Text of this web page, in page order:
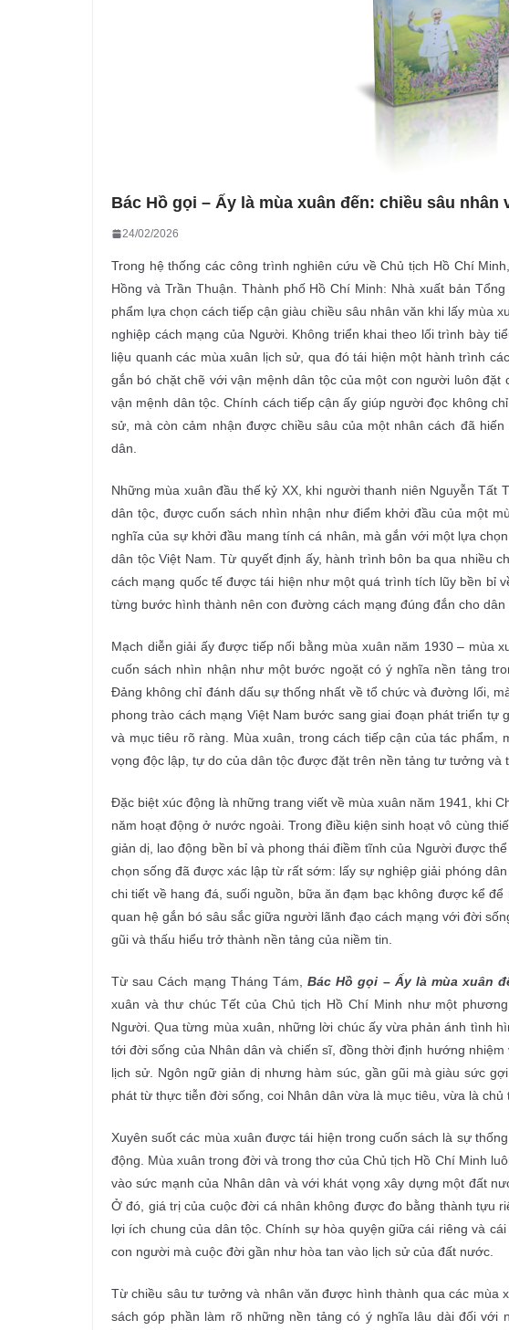
Bác Hồ gọi – Ấy là mùa xuân đến: chiều sâu
24/02/2026
Trong hệ thống các công trình nghiên cứu về Chủ tịch Hồ Chí Minh,
Hồng và Trần Thuận. Thành phố Hồ Chí Minh: Nhà xuất bản
phẩm lựa chọn cách tiếp cận giàu chiều sâu nhân văn khi lấy mùa
nghiệp cách mạng của Người. Không triển khai theo lối trình bày
liệu quanh các mùa xuân lịch sử, qua đó tái hiện một hành trình
gắn bó chặt chẽ với vận mệnh dân tộc của một con người luôn
vận mệnh dân tộc. Chính cách tiếp cận ấy giúp người đọc không
sử, mà còn cảm nhận được chiều sâu của một nhân cách đã
dân.
Những mùa xuân đầu thế kỷ XX, khi người thanh niên Nguyễn Tất
dân tộc, được cuốn sách nhìn nhận như điểm khởi đầu của một
nghĩa của sự khởi đầu mang tính cá nhân, mà gắn với một lựa
dân tộc Việt Nam. Từ quyết định ấy, hành trình bôn ba qua nhiều
cách mạng quốc tế được tái hiện như một quá trình tích lũy bền bỉ
từng bước hình thành nên con đường cách mạng đúng đắn cho dân
Mạch diễn giải ấy được tiếp nối bằng mùa xuân năm 1930 – mùa
cuốn sách nhìn nhận như một bước ngoặt có ý nghĩa nền tảng
Đảng không chỉ đánh dấu sự thống nhất về tổ chức và đường lối,
phong trào cách mạng Việt Nam bước sang giai đoạn phát triển tự
và mục tiêu rõ ràng. Mùa xuân, trong cách tiếp cận của tác phẩm,
vọng độc lập, tự do của dân tộc được đặt trên nền tảng tư tưởng và
Đặc biệt xúc động là những trang viết về mùa xuân năm 1941, khi
năm hoạt động ở nước ngoài. Trong điều kiện sinh hoạt vô cùng
giản dị, lao động bền bỉ và phong thái điềm tĩnh của Người được
chọn sống đã được xác lập từ rất sớm: lấy sự nghiệp giải phóng
chi tiết về hang đá, suối nguồn, bữa ăn đạm bạc không được kể
quan hệ gắn bó sâu sắc giữa người lãnh đạo cách mạng với đời
gũi và thấu hiểu trở thành nền tảng của niềm tin.
Từ sau Cách mạng Tháng Tám,Bác Hồ gọi – Ấy là mùa xuân
xuân và thư chúc Tết của Chủ tịch Hồ Chí Minh như một
Người. Qua từng mùa xuân, những lời chúc ấy vừa phản ánh tình
tới đời sống của Nhân dân và chiến sĩ, đồng thời định hướng
lịch sử. Ngôn ngữ giản dị nhưng hàm súc, gần gũi mà giàu sức
phát từ thực tiễn đời sống, coi Nhân dân vừa là mục tiêu, vừa là chủ
Xuyên suốt các mùa xuân được tái hiện trong cuốn sách là sự
động. Mùa xuân trong đời và trong thơ của Chủ tịch Hồ Chí Minh
vào sức mạnh của Nhân dân và với khát vọng xây dựng một đất
Ở đó, giá trị của cuộc đời cá nhân không được đo bằng thành tựu
lợi ích chung của dân tộc. Chính sự hòa quyện giữa cái riêng và
con người mà cuộc đời gần như hòa tan vào lịch sử của đất nước.
Từ chiều sâu tư tưởng và nhân văn được hình thành qua các mùa
sách góp phần làm rõ những nền tảng có ý nghĩa lâu dài đối với